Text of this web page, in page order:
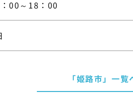
00～18：00
「姫路市」一